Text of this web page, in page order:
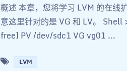
概述 本章，您将学习 LVM 的在线
意这里针对的是 VG 和 LV。
free] PV /dev/sdc1 VG vg01 ...
LVM